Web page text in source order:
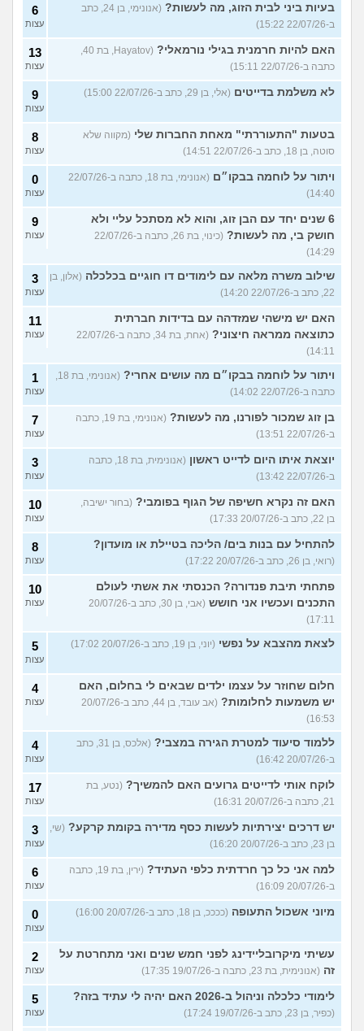
בעיות ביני לבית הזוג, מה לעשות?
(אנונימי, בן 24, כתב
ב-22/07/26 15:22)
6
עצות
האם להיות חרמנית בגילי נורמאלי?
(Hayatov, בת 40,
כתבה ב-22/07/26 15:11)
13
עצות
לא משלמת בדייטים (אלי, בן 29, כתב ב-22/07/26 15:00) 9
עצות
בטעות "התעוררתי" מאחת החברות שלי (מקווה שלא
סוטה, בן 18, כתב ב-22/07/26 14:51)
8
עצות
ויתור על לוחמה בבקו״ם
(אנונימי, בת 18, כתבה ב-22/07/26
14:40)
0
עצות
6 שנים יחד עם הבן זוג, והוא לא מסתכל עליי ולא
חושק בי, מה לעשות?
(כינוי, בת 26, כתבה ב-22/07/26
14:29)
9
עצות
שילוב משרה מלאה עם לימודים דו חוגיים בכלכלה (אלון, בן
22, כתב ב-22/07/26 14:20)
3
עצות
האם יש מישהי שמזדהה עם בדידות חברתית
כתוצאה ממראה חיצוני?
(אחת, בת 34, כתבה ב-22/07/26
14:11)
11
עצות
ויתור על לוחמה בבקו״ם מה עושים אחרי?
(אנונימי, בת 18,
כתבה ב-22/07/26 14:02)
1
עצות
בן זוג שמכור לפורנו, מה לעשות?
(אנונימי, בת 19, כתבה
ב-22/07/26 13:51)
7
עצות
יוצאת איתו היום לדייט ראשון
(אנונימית, בת 18, כתבה
ב-22/07/26 13:42)
3
עצות
האם זה נקרא חשיפה של הגוף בפומבי? (בחור ישיבה,
בן 22, כתב ב-20/07/26 17:33)
10
עצות
להתחיל עם בנות בים/ הליכה בטיילת או מועדון?
(רואי, בן 26, כתב ב-20/07/26 17:22)
8
עצות
פתחתי תיבת פנדורה? הכנסתי את אשתי לעולם
התכנים ועכשיו אני חושש
(אבי, בן 30, כתב ב-20/07/26
17:11)
10
עצות
לצאת מהצבא על נפשי (יוני, בן 19, כתב ב-20/07/26 17:02) 5
עצות
חלום שחוזר על עצמו ילדים שבאים לי בחלום, האם
יש משמעות לחלומות?
(אב עובד, בן 44, כתב ב-20/07/26
16:53)
4
עצות
ללמוד סיעוד למטרת הגירה במצבי?
(אלכס, בן 31, כתב
ב-20/07/26 16:42)
4
עצות
לוקח אותי לדייטים גרועים האם להמשיך? (נטע, בת
21, כתבה ב-20/07/26 16:31)
17
עצות
יש דרכים יצירתיות לעשות כסף מדירה בקומת קרקע? (שי,
בן 23, כתב ב-20/07/26 16:20)
3
עצות
למה אני כל כך חרדתית כלפי העתיד?
(ירין, בת 19, כתבה
ב-20/07/26 16:09)
6
עצות
מיוני אשכול התעופה (ככככ, בן 18, כתב ב-20/07/26 16:00) 0
עצות
עשיתי מיקרובליידינג לפני חמש שנים ואני מתחרטת על
זה (אנונימית, בת 23, כתבה ב-19/07/26 17:35)
2
עצות
לימודי כלכלה וניהול ב-2026 האם יהיה לי עתיד בזה?
(כפיר, בן 23, כתב ב-19/07/26 17:24)
5
עצות